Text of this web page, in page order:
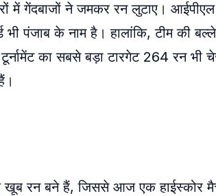
में गेंदबाजों ने जमकर रन लुटाए।
भी पंजाब के नाम है। हालांकि, टीम की
का सबसे बड़ा टारगेट 264 रन भी
खूब रन बने हैं, जिससे आज एक हाईस्कोर